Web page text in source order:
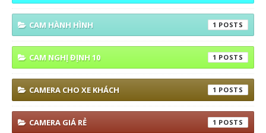
CAM HÀNH HÌNH 1
CAM NGHỊ ĐỊNH 10 1
CAMERA CHO XE KHÁCH 1
CAMERA GIÁ RẺ 1